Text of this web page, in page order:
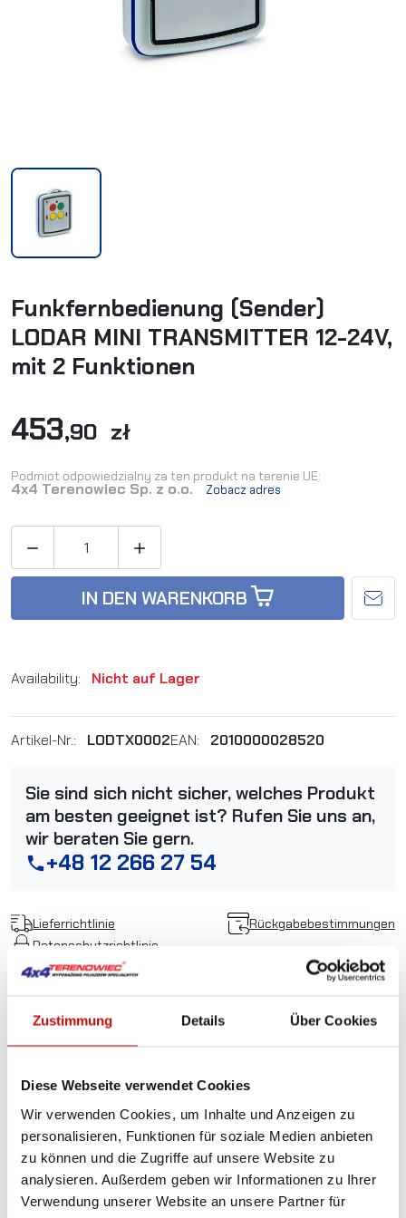
Zustimmung Details Über Cookies
Diese Webseite verwendet Cookies
Wir verwenden Cookies, um Inhalte und Anzeigen zu
personalisieren, Funktionen für soziale Medien anbieten
zu können und die Zugriffe auf unsere Website zu
analysieren. Außerdem geben wir Informationen zu Ihrer
Verwendung unserer Website an unsere Partner für
Funkfernbedienung (Sender)
LODAR MINI TRANSMITTER 12-24V,
mit 2 Funktionen
453,90 zł
Podmiot odpowiedzialny za ten produkt na terenie UE:
4x4 Terenowiec Sp. z o.o. Zobacz adres
 
IN DEN WARENKORB
Availability: Nicht auf Lager
Artikel-Nr.: LODTX0002EAN: 2010000028520
Sie sind sich nicht sicher, welches Produkt
am besten geeignet ist? Rufen Sie uns an,
wir beraten Sie gern.
phone+48 12 266 27 54
Lieferrichtlinie
Rückgabebestimmungen
Datenschutzrichtlinie
Beschreibung
Funkfernbedienung
(Sender) LODAR MINI
TRANSMITTER 12-24V, mit 2
Funktionen